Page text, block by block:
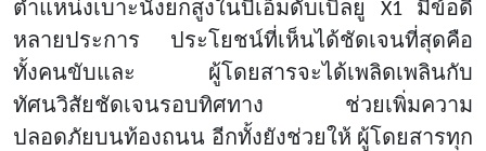
ตำแหน่งเบาะนั่งยกสูงในบีเอ็มดับเบิลยู X1 มีข้อดี
หลายประการ ประโยชน์ที่เห็นได้ชัดเจนที่สุดคือ
ทั้งคนขับและ ผู้โดยสารจะได้เพลิดเพลินกับ
ทัศนวิสัยชัดเจนรอบทิศทาง ช่วยเพิ่มความ
ปลอดภัยบนท้องถนน อีกทั้งยังช่วยให้ ผู้โดยสารทุก